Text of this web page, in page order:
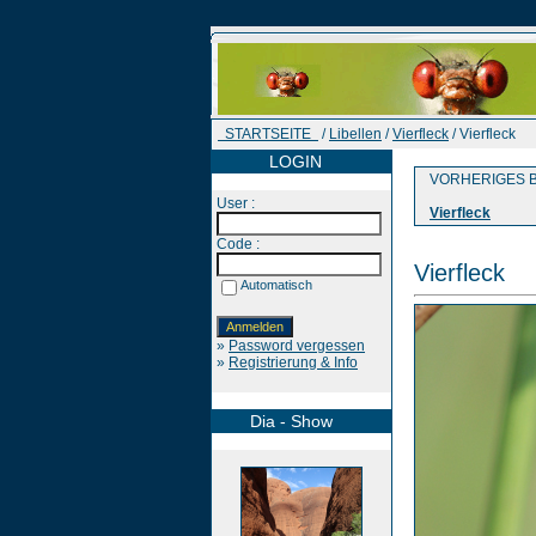
STARTSEITE / Libellen /Vierfleck / Vierfleck
LOGIN
User :
Code :
Automatisch
» Password vergessen
» Registrierung & Info
Dia - Show
VORHERIGES
Vierfleck
Vierfleck